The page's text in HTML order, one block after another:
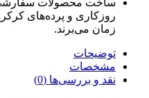
زمان می‌برند.
توضیحات
مشخصات
نقد و بررسی‌ها (0)